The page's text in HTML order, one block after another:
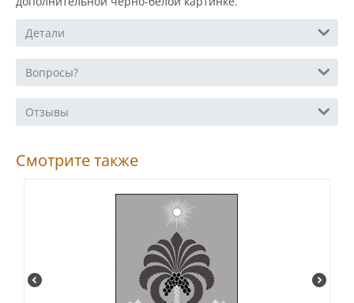
Детали
Вопросы?
Отзывы
Смотрите также